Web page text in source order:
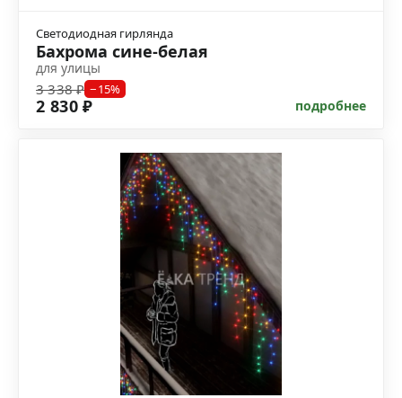
Светодиодная гирлянда
Бахрома сине-белая
для улицы
3 338 ₽ −15%
2 830 ₽ подробнее